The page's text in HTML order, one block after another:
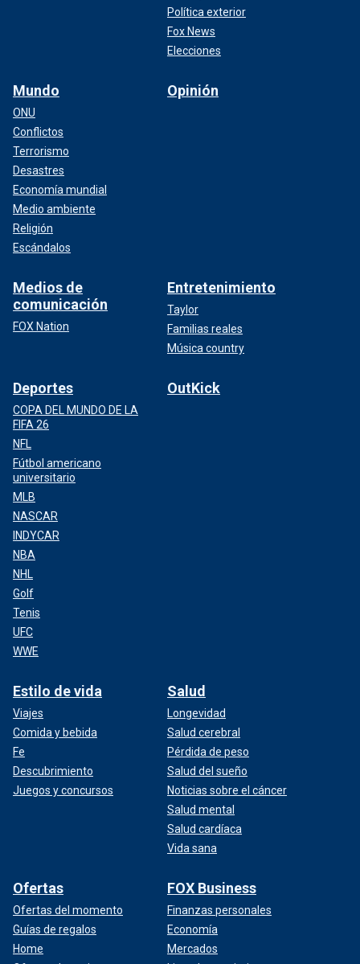
Política exterior
Fox News
Elecciones
Mundo
ONU
Conflictos
Terrorismo
Desastres
Economía mundial
Medio ambiente
Religión
Escándalos
Opinión
Medios de
comunicación
FOX Nation
Entretenimiento
Taylor
Familias reales
Música country
Deportes
COPA DEL MUNDO DE LA
FIFA 26
NFL
Fútbol americano
universitario
MLB
NASCAR
INDYCAR
NBA
NHL
Golf
Tenis
UFC
WWE
OutKick
Estilo de vida
Viajes
Comida y bebida
Fe
Descubrimiento
Juegos y concursos
Salud
Longevidad
Salud cerebral
Pérdida de peso
Salud del sueño
Noticias sobre el cáncer
Salud mental
Salud cardíaca
Vida sana
Ofertas
Ofertas del momento
Guías de regalos
Home
FOX Business
Finanzas personales
Economía
Mercados